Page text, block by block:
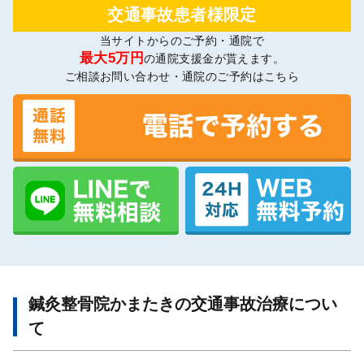
交通事故患者様限定
当サイトからのご予約・通院で
最大5万円の通院支援金が貰えます。
ご相談お問い合わせ・通院のご予約はこちら
鍼灸整骨院かまたきの交通事故治療につい
て